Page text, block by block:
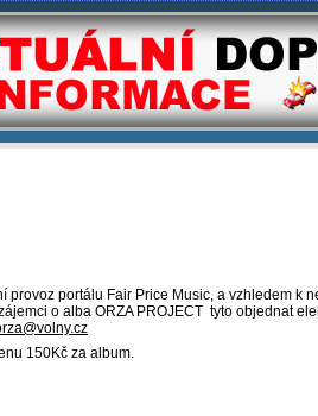
provoz portálu Fair Price Music, a vzhledem k
o alba ORZA PROJECT tyto objednat
150Kč za album.